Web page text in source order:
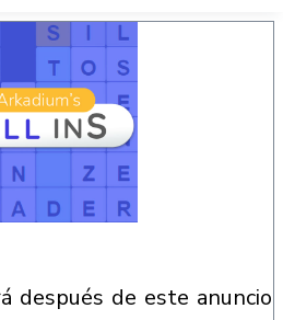
después de este anuncio